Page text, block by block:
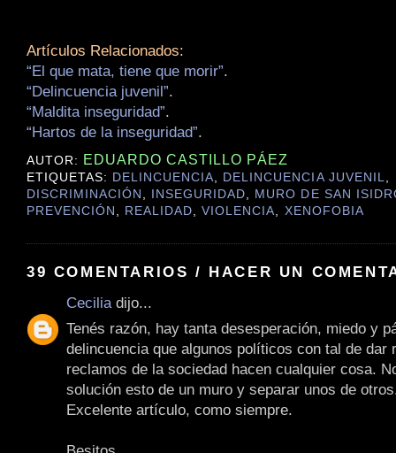
Artículos Relacionados:
“El que mata, tiene que morir”.
“Delincuencia juvenil”.
“Maldita inseguridad”.
“Hartos de la inseguridad”.
AUTOR: EDUARDO CASTILLO PÁEZ
ETIQUETAS: DELINCUENCIA, DELINCUENCIA JUVENIL,
DISCRIMINACIÓN , INSEGURIDAD, MURO DE SAN
PREVENCIÓN , REALIDAD,VIOLENCIA, XENOFOBIA
39 COMENTARIOS / HACER UN
Cecilia dijo...
Tenés razón, hay tanta desesperación, miedo y
delincuencia que algunos políticos con tal de dar
reclamos de la sociedad hacen cualquier cosa.
solución esto de un muro y separar unos de
Excelente artículo, como siempre.